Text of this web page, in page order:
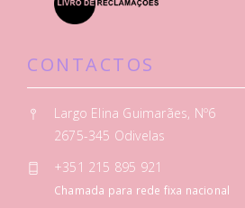
CONTACTOS
Largo Elina Guimarães, Nº6
2675-345 Odivelas
+351 215 895 921
Chamada para rede fixa nacional